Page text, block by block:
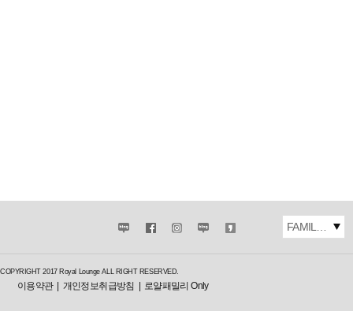
COPYRIGHT 2017 Royal Lounge ALL RIGHT RESERVED.
이용약관 개인정보취급방침 로얄패밀리 Only